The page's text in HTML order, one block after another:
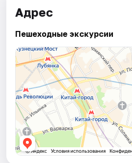
Адрес
Пешеходные экскурсии